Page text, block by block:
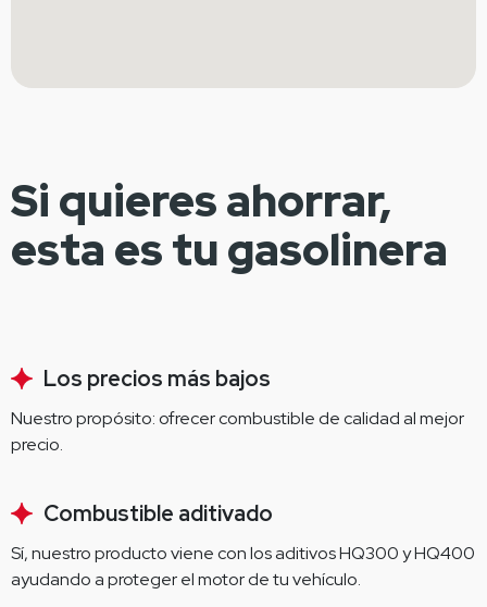
Si quieres ahorrar,
esta es tu gasolinera
Los precios más bajos
Nuestro propósito: ofrecer combustible de calidad al mejor
precio.
Combustible aditivado
Sí, nuestro producto viene con los aditivos HQ300 y HQ400
ayudando a proteger el motor de tu vehículo.